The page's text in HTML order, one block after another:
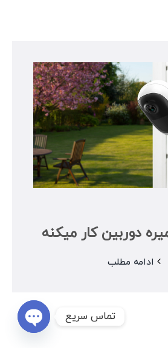
دوربین کار میکنه
ادامه مطلب
تماس سریع